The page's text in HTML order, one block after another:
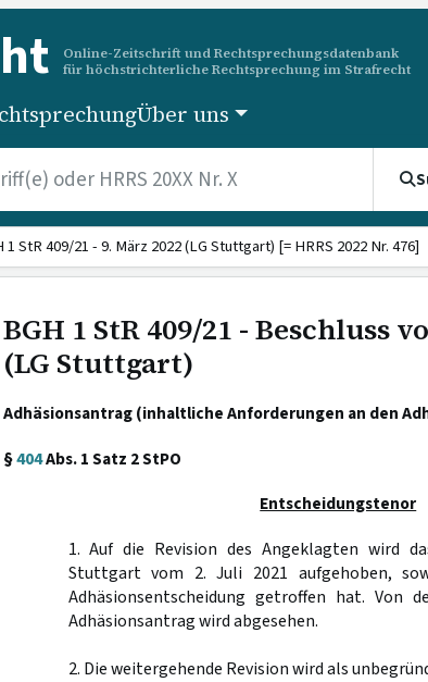
Online-Zeitschrift und Rechtsprechungsdatenbank
für höchstrichterliche Rechtsprechung im Strafrecht
Über uns
1 StR 409/21 - 9. März 2022 (LG Stuttgart) [= HRRS 2022 Nr. 476]
BGH 1 StR 409/21 - Beschluss
(LG Stuttgart)
Adhäsionsantrag (inhaltliche Anforderungen an den
§404Abs. 1 Satz 2 StPO
Entscheidungstenor
1. Auf die Revision des Angeklagten wird
Stuttgart vom 2. Juli 2021 aufgehoben,
Adhäsionsentscheidung getroffen hat. Von
Adhäsionsantrag wird abgesehen.
2. Die weitergehende Revision wird als